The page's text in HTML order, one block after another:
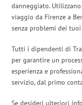
danneggiato.
viaggio da Firenze a
senza problemi dei
Tutti i dipendenti di
per garantire un
esperienza e
servizio, dal primo
Se desideri ulteriori